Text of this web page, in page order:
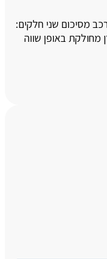
מסיכום שני חלקים:
מחולקת באופן שווה